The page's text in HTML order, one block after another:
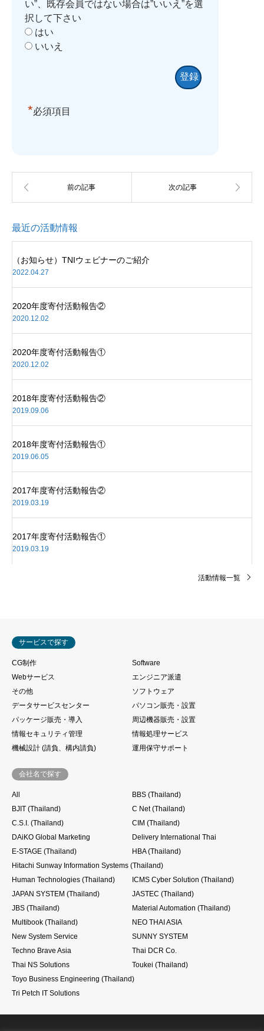
い”、既存会員ではない場合は”いいえ”を選
択して下さい
はい
いいえ
*必須項目
最近の活動情報
（お知らせ）TNIウェビナーのご紹介
2022.04.27
2020年度寄付活動報告②
2020.12.02
2020年度寄付活動報告①
2020.12.02
2018年度寄付活動報告②
2019.09.06
2018年度寄付活動報告①
2019.06.05
2017年度寄付活動報告②
2019.03.19
2017年度寄付活動報告①
2019.03.19
活動情報一覧
サービスで探す
CG制作
Software
Webサービス
エンジニア派遣
その他
ソフトウェア
データサービスセンター
パソコン販売・設置
パッケージ販売・導入
周辺機器販売・設置
情報セキュリティ管理
情報処理サービス
機械設計 (請負、構内請負)
運用保守サポート
会社名で探す
All
BBS (Thailand)
BJIT (Thailand)
C Net (Thailand)
C.S.I. (Thailand)
CIM (Thailand)
DAiKO Global Marketing
Delivery International Thai
E-STAGE (Thailand)
HBA (Thailand)
Hitachi Sunway Information Systems (Thailand)
Human Technologies (Thailand)
ICMS Cyber Solution (Thailand)
JAPAN SYSTEM (Thailand)
JASTEC (Thailand)
JBS (Thailand)
Material Automation (Thailand)
Multibook (Thailand)
NEO THAI ASIA
New System Service
SUNNY SYSTEM
Techno Brave Asia
Thai DCR Co.
Thai NS Solutions
Toukei (Thailand)
Toyo Business Engineering (Thailand)
Tri Petch IT Solutions